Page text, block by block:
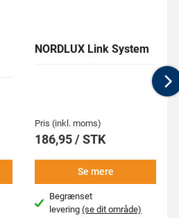
NORDLUX Link System
Pris (inkl. moms)
186,95 / STK
Se mere
Begrænset
levering(se dit område)